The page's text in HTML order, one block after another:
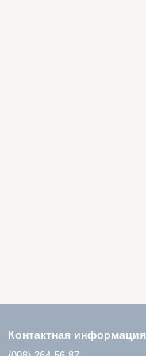
Контактная информация